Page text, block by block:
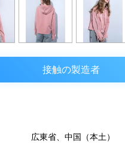
接触の製造者
広東省、中国（本土）